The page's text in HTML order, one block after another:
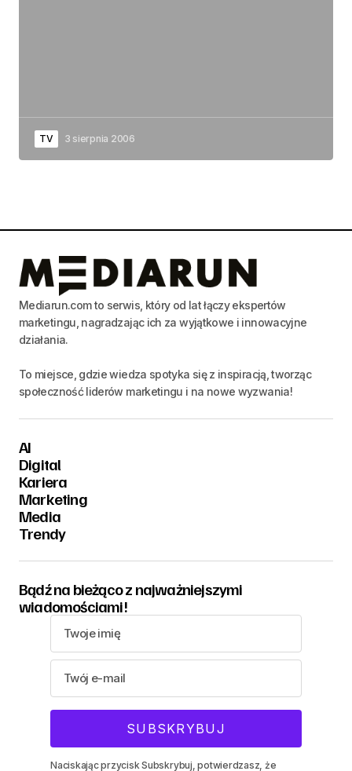
TV 3 sierpnia 2006
Mediarun.com to serwis, który od lat łączy ekspertów
marketingu, nagradzając ich za wyjątkowe i innowacyjne
działania.
To miejsce, gdzie wiedza spotyka się z inspiracją, tworząc
społeczność liderów marketingu i na nowe wyzwania!
AI
Digital
Kariera
Marketing
Media
Trendy
Bądź na bieżąco z najważniejszymi
wiadomościami!
Naciskając przycisk Subskrybuj, potwierdzasz, że